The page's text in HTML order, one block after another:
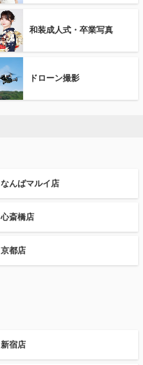
和装成人式・卒業写真
ドローン撮影
なんばマルイ店
心斎橋店
京都店
新宿店